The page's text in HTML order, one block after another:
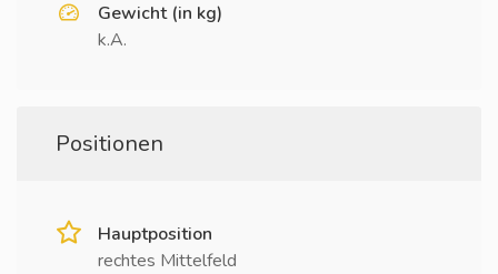
Gewicht (in kg)
k.A.
Positionen
Hauptposition
rechtes Mittelfeld